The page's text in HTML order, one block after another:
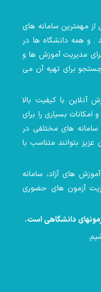
از مهمترین سامانه های
. و همه دانشگاه ها در
مدیریت آموزش ها و
جستجو برای تهیه آن می
آنلاین با کیفیت بالا
امکانات بسیاری را برای
سامانه های مختلفی در
بتوانند متناسب با
ی : سامانه آموزش های آزاد، سامانه
آزمون های حضوری
دانشگاهی است.
.